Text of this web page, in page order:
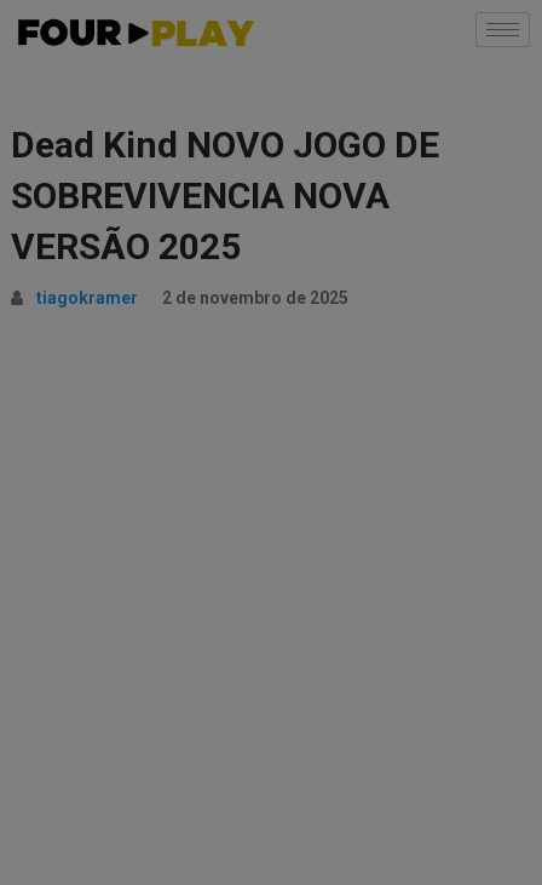
Dead Kind NOVO JOGO DE
SOBREVIVENCIA NOVA
VERSÃO 2025
tiagokramer 2 de novembro de 2025